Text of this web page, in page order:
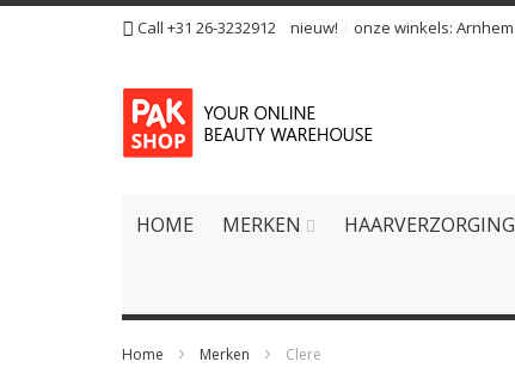
Ga
de
inhoud
Call +31 26-3232912 nieuw! onze winkels: Arnhem
HOME MERKEN HAARVERZORGING
Home Merken Clere